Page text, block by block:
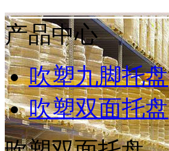
产品中心
吹塑九脚托盘
吹塑双面托盘